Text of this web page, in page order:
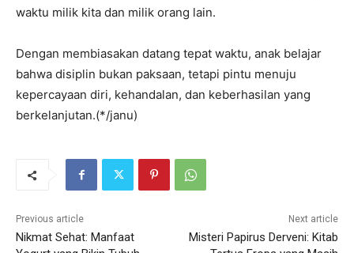
waktu milik kita dan milik orang lain.
Dengan membiasakan datang tepat waktu, anak belajar
bahwa disiplin bukan paksaan, tetapi pintu menuju
kepercayaan diri, kehandalan, dan keberhasilan yang
berkelanjutan.(*/janu)
Previous article
Nikmat Sehat: Manfaat
Next article
Misteri Papirus Derveni: Kitab